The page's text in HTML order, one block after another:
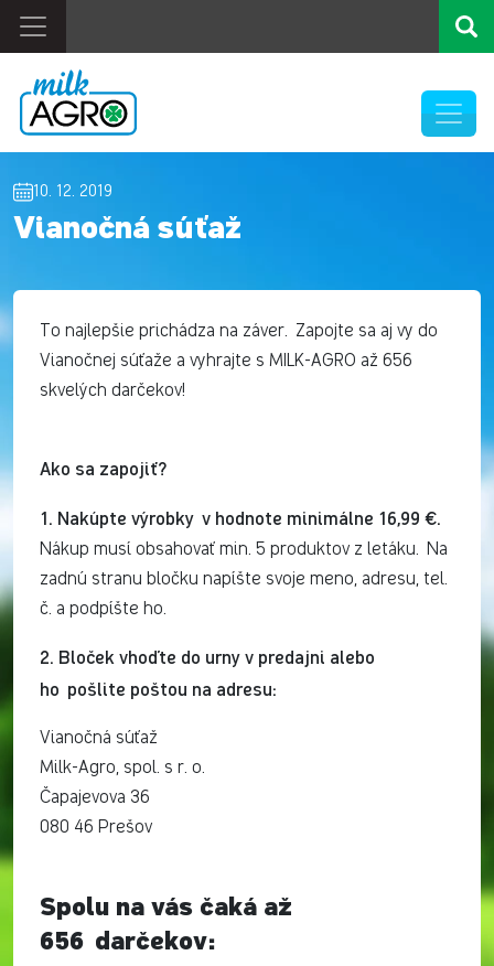
10. 12. 2019
Vianočná súťaž
To najlepšie prichádza na záver. Zapojte sa aj vy do
Vianočnej súťaže a vyhrajte s MILK-AGRO až 656
skvelých darčekov!
Ako sa zapojiť?
1. Nakúpte výrobky v hodnote minimálne 16,99 €.
Nákup musí obsahovať min. 5 produktov z letáku. Na
zadnú stranu bločku napíšte svoje meno, adresu, tel.
č. a podpíšte ho.
2. Bloček vhoďte do urny v predajni alebo
ho pošlite poštou na adresu:
Vianočná súťaž
Milk-Agro, spol. s r. o.
Čapajevova 36
080 46 Prešov
Spolu na vás čaká až
656 darčekov: